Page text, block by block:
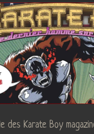
des Karate Boy